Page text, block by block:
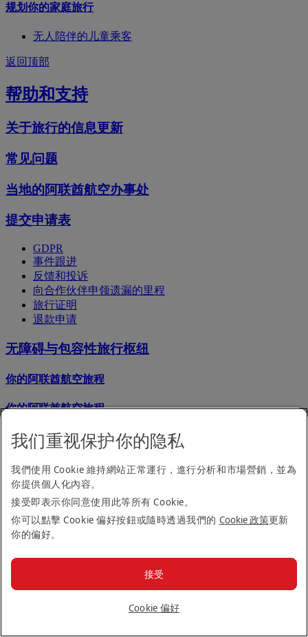
规划你的家庭旅行
无人陪伴的儿童乘客
返回顶部
帮助和支持
关于旅行的信息更新
常见问题
当地的阿联酋航空办事处
提交申请表
GDPR
事件跟进
反馈和投诉
向合作伙伴申领遗漏的里程
旅行证明
退款申请
无障碍与包容性旅行枢纽
你的阿联酋航空旅程
你的阿联酋航空旅程
出发
到达
机上
航班起飞前
转机
无障碍旅行
管理预订
我们重视保护你的隐私
我們使用 Cookie 維持網站正常運行，進行分析和市場營銷，並為
你提供個人化內容。
接受即表示你同意使用此等所有 Cookie。
你可以點擊 Cookie 偏好按鈕或隨時透過我們的 Cookie 政策更新
你的偏好。
Cookie 偏好
接受